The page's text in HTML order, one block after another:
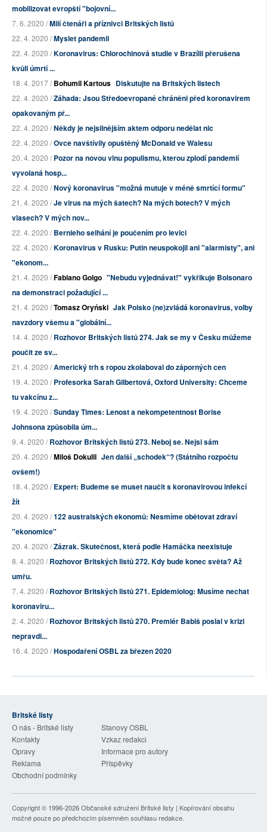
mobilizovat evropští "bojovní...
7. 6. 2020 /Milí čtenáři a příznivci Britských listů
22. 4. 2020 /Myslet pandemii
22. 4. 2020 /Koronavirus: Chlorochinová studie v Brazílii přerušena
kvůli úmrtí ...
18. 4. 2017 /Bohumil Kartous Diskutujte na Britských listech
22. 4. 2020 /Záhada: Jsou Středoevropané chráněni před koronavirem
opakovaným př...
22. 4. 2020 /Někdy je nejsilnějším aktem odporu nedělat nic
22. 4. 2020 /Ovce navštívily opuštěný McDonald ve Walesu
20. 4. 2020 /Pozor na novou vlnu populismu, kterou zplodí pandemií
vyvolaná hosp...
22. 4. 2020 /Nový koronavirus "možná mutuje v méně smrtící formu"
21. 4. 2020 /Je virus na mých šatech? Na mých botech? V mých
vlasech? V mých nov...
22. 4. 2020 /Bernieho selhání je poučením pro levici
22. 4. 2020 /Koronavirus v Rusku: Putin neuspokojil ani "alarmisty", ani
"ekonom...
21. 4. 2020 /Fabiano Golgo "Nebudu vyjednávat!" vykřikuje Bolsonaro
na demonstraci požadující ...
21. 4. 2020 /Tomasz Oryński Jak Polsko (ne)zvládá koronavirus, volby
navzdory všemu a "globální...
14. 4. 2020 /Rozhovor Britských listů 274. Jak se my v Česku můžeme
poučit ze sv...
21. 4. 2020 /Americký trh s ropou zkolaboval do záporných cen
19. 4. 2020 /Profesorka Sarah Gilbertová, Oxford University: Chceme
tu vakcínu z...
19. 4. 2020 /Sunday Times: Lenost a nekompetentnost Borise
Johnsona způsobila úm...
9. 4. 2020 /Rozhovor Britských listů 273. Neboj se. Nejsi sám
20. 4. 2020 /Miloš Dokulil Jen další „schodek“? (Státního rozpočtu
ovšem!)
18. 4. 2020 /Expert: Budeme se muset naučit s koronavirovou infekcí
žít
20. 4. 2020 /122 australských ekonomů: Nesmíme obětovat zdraví
"ekonomice"
20. 4. 2020 /Zázrak. Skutečnost, která podle Hamáčka neexistuje
8. 4. 2020 /Rozhovor Britských listů 272. Kdy bude konec světa? Až
umřu.
7. 4. 2020 /Rozhovor Britských listů 271. Epidemiolog: Musíme nechat
koronaviru...
2. 4. 2020 /Rozhovor Britských listů 270. Premiér Babiš poslal v krizi
nepravdi...
16. 4. 2020 /Hospodaření OSBL za březen 2020
Britské listy
O nás - Britské listy
Stanovy OSBL
Kontakty
Vzkaz redakci
Opravy
Informace pro autory
Reklama
Příspěvky
Obchodní podmínky
Copyright © 1996-2026Občanské sdružení Britské listy | Kopírování obsahu
možné pouze po předchozím písemném souhlasu redakce.